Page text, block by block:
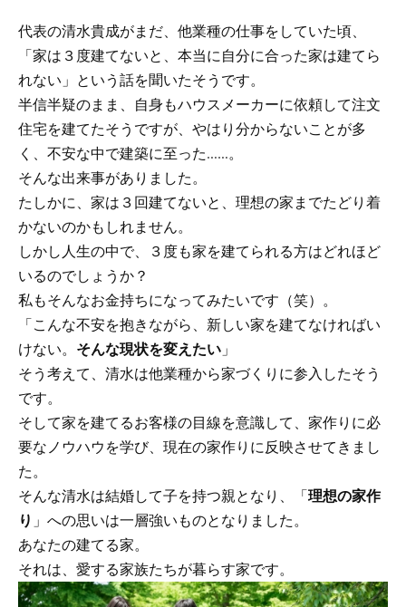
代表の清水貴成がまだ、他業種の仕事をしていた頃、
「家は３度建てないと、本当に自分に合った家は建てら
れない」という話を聞いたそうです。
半信半疑のまま、自身もハウスメーカーに依頼して注文
住宅を建てたそうですが、やはり分からないことが多
く、不安な中で建築に至った……。
そんな出来事がありました。
たしかに、家は３回建てないと、理想の家までたどり着
かないのかもしれません。
しかし人生の中で、３度も家を建てられる方はどれほど
いるのでしょうか？
私もそんなお金持ちになってみたいです（笑）。
「こんな不安を抱きながら、新しい家を建てなければい
けない。 そんな現状を変えたい 」
そう考えて、清水は他業種から家づくりに参入したそう
です。
そして家を建てるお客様の目線を意識して、家作りに必
要なノウハウを学び、現在の家作りに反映させてきまし
た。
そんな清水は結婚して子を持つ親となり、「 理想の家作
り 」への思いは一層強いものとなりました。
あなたの建てる家。
それは、愛する家族たちが暮らす家です。